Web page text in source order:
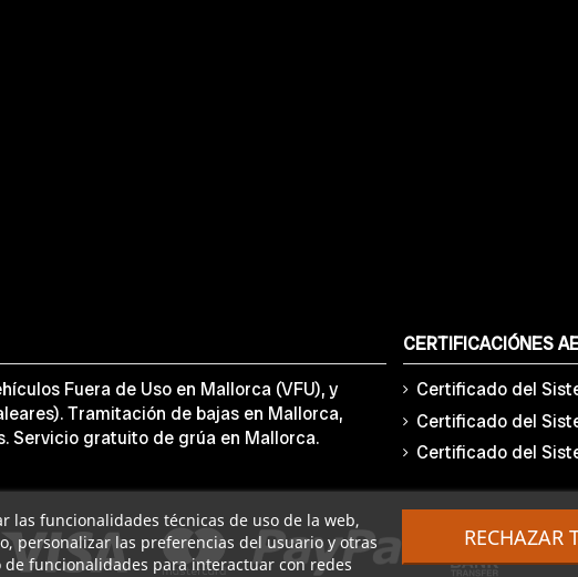
las funcionalidades técnicas de uso de la web,
personalizar las preferencias del usuario y otras
funcionalidades para interactuar con redes
RECHAZAR
Fuera de Uso en Mallorca (VFU), y
Tramitación de bajas en Mallorca,
Servicio gratuito de grúa en Mallorca.
CERTIFICACIÓNES
Certificado del
Certificado del
Certificado del